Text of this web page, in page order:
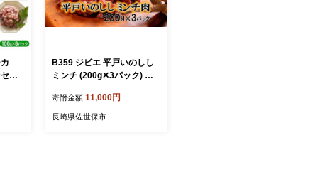
ッ
ジ
く
B359 ジビエ 平戸いのしし
ミンチ (200g✕3パック) 猪
肉 ひき肉 ミンチ肉 ハンバ
ーグ 餃子 ボロネーゼ
寄附金額 11,000円
長崎県佐世保市